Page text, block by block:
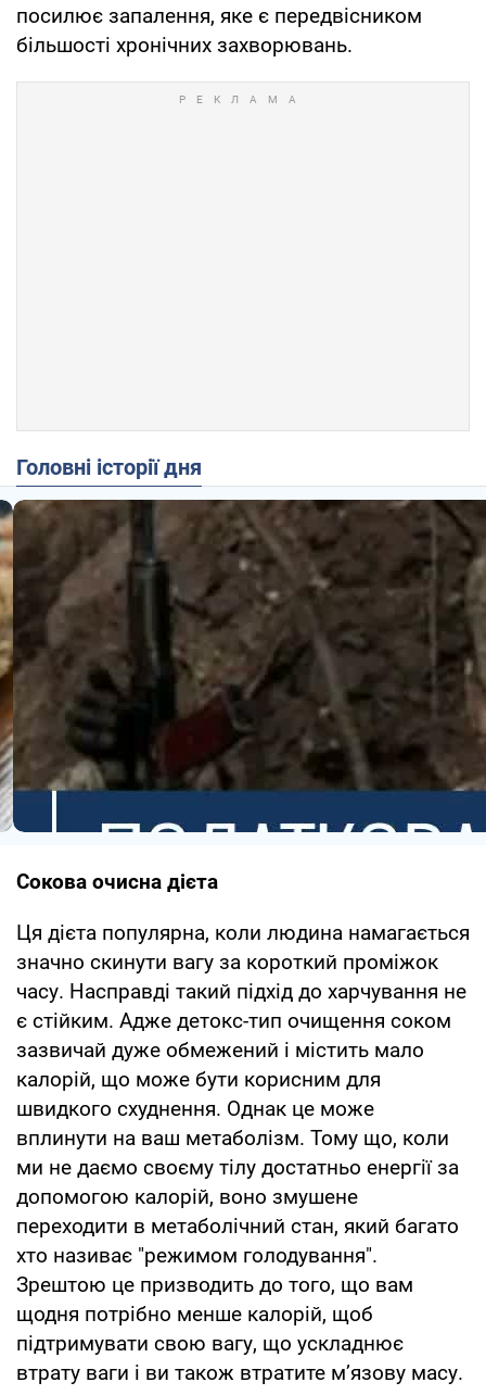
посилює запалення, яке є передвісником
більшості хронічних захворювань.
Головні історії дня
Сокова очисна дієта
Ця дієта популярна, коли людина намагається
значно скинути вагу за короткий проміжок
часу. Насправді такий підхід до харчування не
є стійким. Адже детокс-тип очищення соком
зазвичай дуже обмежений і містить мало
калорій, що може бути корисним для
швидкого схуднення. Однак це може
вплинути на ваш метаболізм. Тому що, коли
ми не даємо своєму тілу достатньо енергії за
допомогою калорій, воно змушене
переходити в метаболічний стан, який багато
хто називає "режимом голодування".
Зрештою це призводить до того, що вам
щодня потрібно менше калорій, щоб
підтримувати свою вагу, що ускладнює
втрату ваги і ви також втратите м’язову масу.